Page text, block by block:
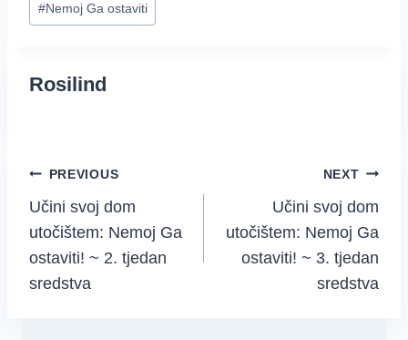
Tags:
#Nemoj Ga ostaviti
Rosilind
Post
navigation
PREVIOUS
Učini svoj dom
utočištem: Nemoj Ga
ostaviti! ~ 2. tjedan
sredstva
NEXT
Učini svoj dom
utočištem: Nemoj Ga
ostaviti! ~ 3. tjedan
sredstva